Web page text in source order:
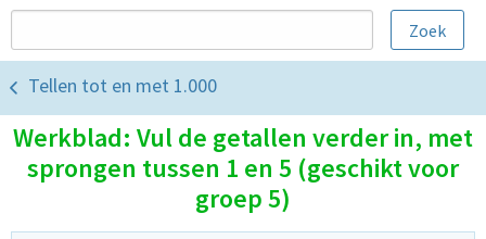
Tellen tot en met 1.000
Werkblad: Vul de getallen verder in, met
sprongen tussen 1 en 5 (geschikt voor
groep 5)